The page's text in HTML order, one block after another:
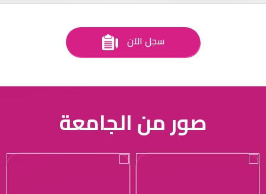
سجل الآن
صور من الجامعة